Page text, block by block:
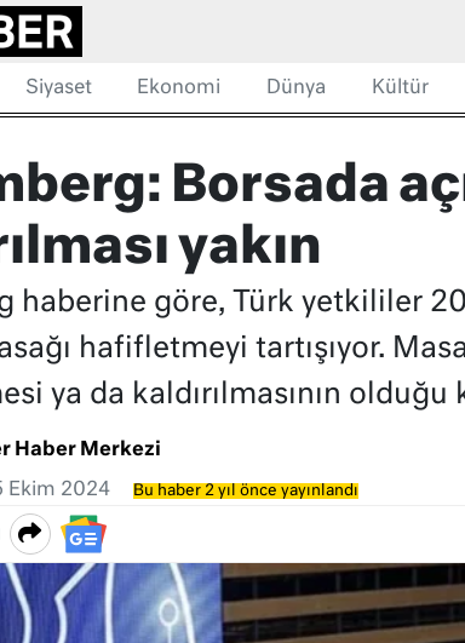
Siyaset Ekonomi Dünya Kültür
Borsada
yakın
haberine göre, Türk yetkililer
hafifletmeyi tartışıyor.
ya da kaldırılmasının olduğu
Haber Merkezi
Ekim 2024 Bu haber 2 yıl önce yayınlandı